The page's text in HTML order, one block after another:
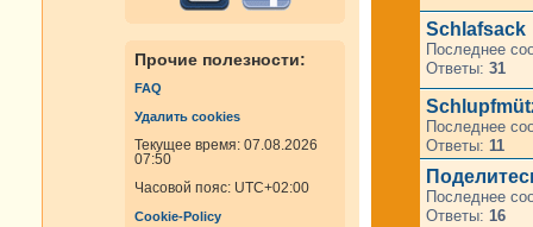
Прочие полезности:
FAQ
Удалить cookies
Текущее время: 07.08.2026
07:50
Часовой пояс: UTC+02:00
Cookie-Policy
Schlafsack
Последнее
Ответы: 31
Последнее
Ответы: 11
Последнее
Ответы: 16